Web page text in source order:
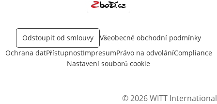
Odstoupit od smlouvy
Všeobecné obchodní podmínky
Ochrana datPřístupnostImpresumPrávo na odvoláníCompliance
Nastavení souborů cookie
© 2026 WITT International